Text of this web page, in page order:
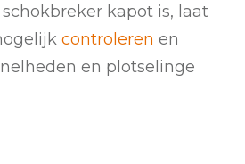
kapot is, laat
controleren en
en plotselinge